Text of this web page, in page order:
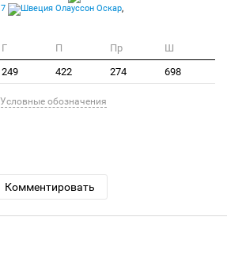
Олауссон Оскар,
Г П Пр
Ш
249 422 274 698
обозначения
Комментировать